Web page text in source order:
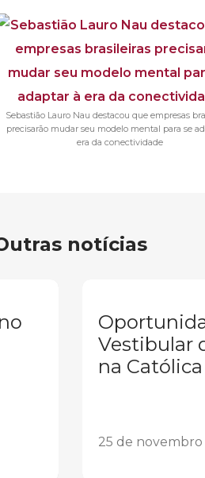
Sebastião Lauro Nau destacou que empresas
precisarão mudar seu modelo mental para se
era da conectividade
notícias
Vestibular
na Católica
25 de novembro